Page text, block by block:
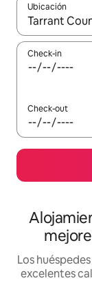
Ubicación
Cuando los
Check-in
Check-out
Los
excelentes